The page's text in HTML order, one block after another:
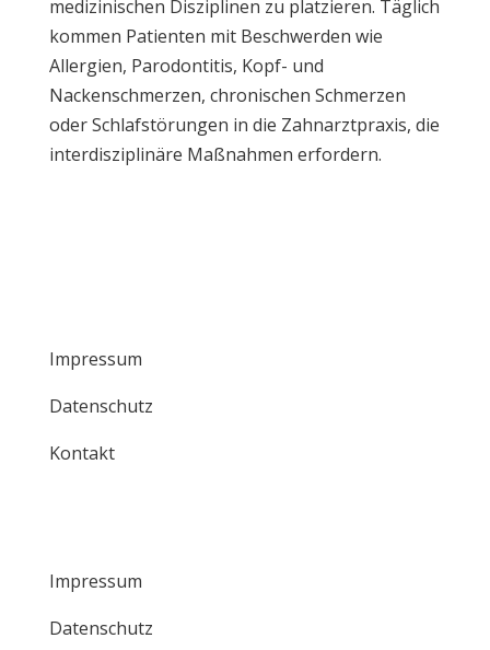
medizinischen Disziplinen zu platzieren. Täglich
kommen Patienten mit Beschwerden wie
Allergien, Parodontitis, Kopf- und
Nackenschmerzen, chronischen Schmerzen
oder Schlafstörungen in die Zahnarztpraxis, die
interdisziplinäre Maßnahmen erfordern.
Impressum
Datenschutz
Kontakt
Impressum
Datenschutz